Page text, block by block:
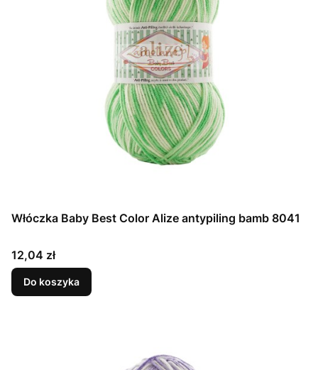
Włóczka Baby Best Color Alize antypiling bamb 8041
Cena
12,04 zł
Do koszyka